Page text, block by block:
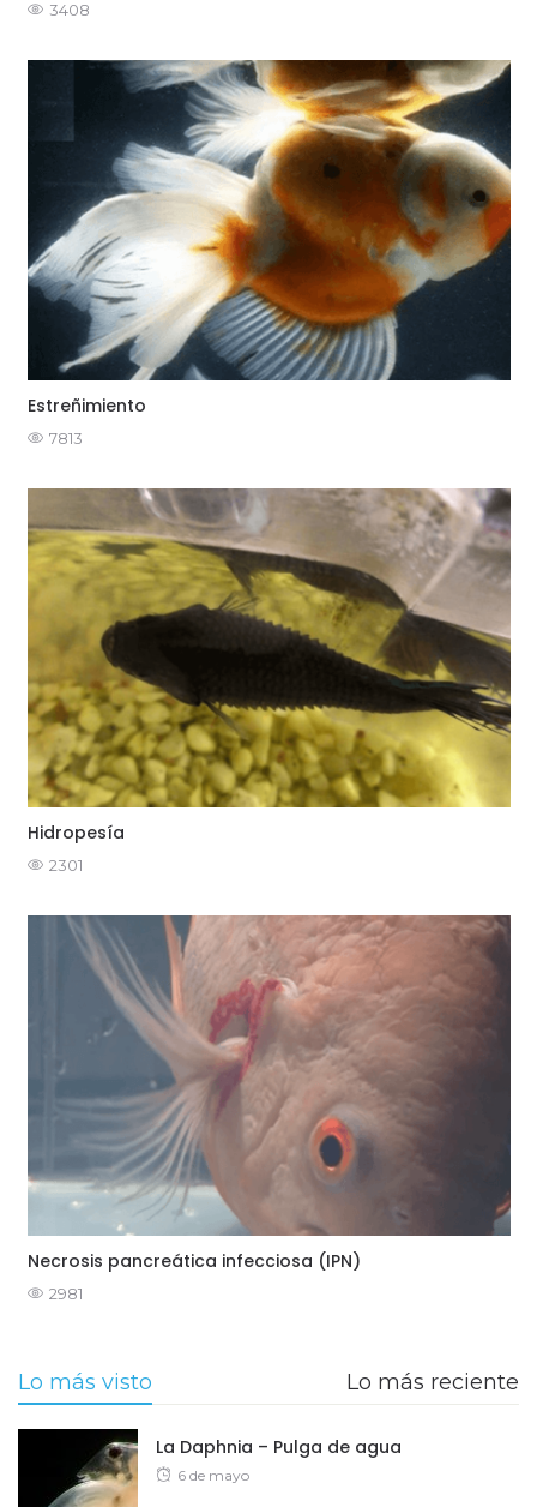
3408
Estreñimiento
7813
Hidropesía
2301
Necrosis pancreática infecciosa (IPN)
2981
Lo más visto Lo más reciente
La Daphnia – Pulga de agua
Posted
6 de mayo